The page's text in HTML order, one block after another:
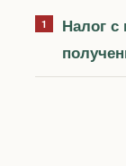
Налог с